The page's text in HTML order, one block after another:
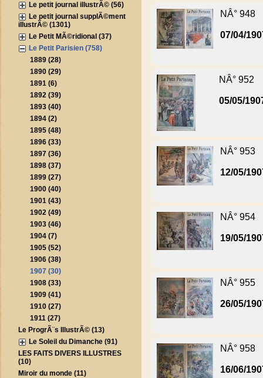
Le petit journal illustrÃ© (56)
Le petit journal supplÃ©ment
illustrÃ© (1301)
Le Petit MÃ©ridional (37)
Le Petit Parisien (758)
1889 (28)
1890 (29)
1891 (6)
1892 (39)
1893 (40)
1894 (2)
1895 (48)
1896 (33)
1897 (36)
1898 (37)
1899 (27)
1900 (40)
1901 (43)
1902 (49)
1903 (46)
1904 (7)
1905 (52)
1906 (38)
1907 (30)
1908 (33)
1909 (41)
1910 (27)
1911 (27)
Le ProgrÃ¨s IllustrÃ© (13)
Le Soleil du Dimanche (91)
LES FAITS DIVERS ILLUSTRES
(10)
Miroir du monde (11)
NÂ° 948
07/04/
NÂ° 952
05/05/
NÂ° 953
12/05/
NÂ° 954
19/05/
NÂ° 955
26/05/
NÂ° 958
16/06/